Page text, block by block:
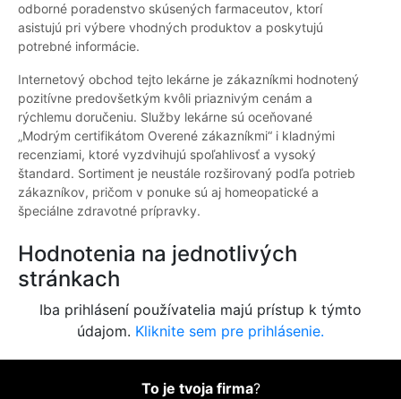
odborné poradenstvo skúsených farmaceutov, ktorí
asistujú pri výbere vhodných produktov a poskytujú
potrebné informácie.
Internetový obchod tejto lekárne je zákazníkmi hodnotený
pozitívne predovšetkým kvôli priaznivým cenám a
rýchlemu doručeniu. Služby lekárne sú oceňované
„Modrým certifikátom Overené zákazníkmi“ i kladnými
recenziami, ktoré vyzdvihujú spoľahlivosť a vysoký
štandard. Sortiment je neustále rozširovaný podľa potrieb
zákazníkov, pričom v ponuke sú aj homeopatické a
špeciálne zdravotné prípravky.
Hodnotenia na jednotlivých
stránkach
Iba prihlásení používatelia majú prístup k týmto
údajom. Kliknite sem pre prihlásenie.
To je tvoja firma?